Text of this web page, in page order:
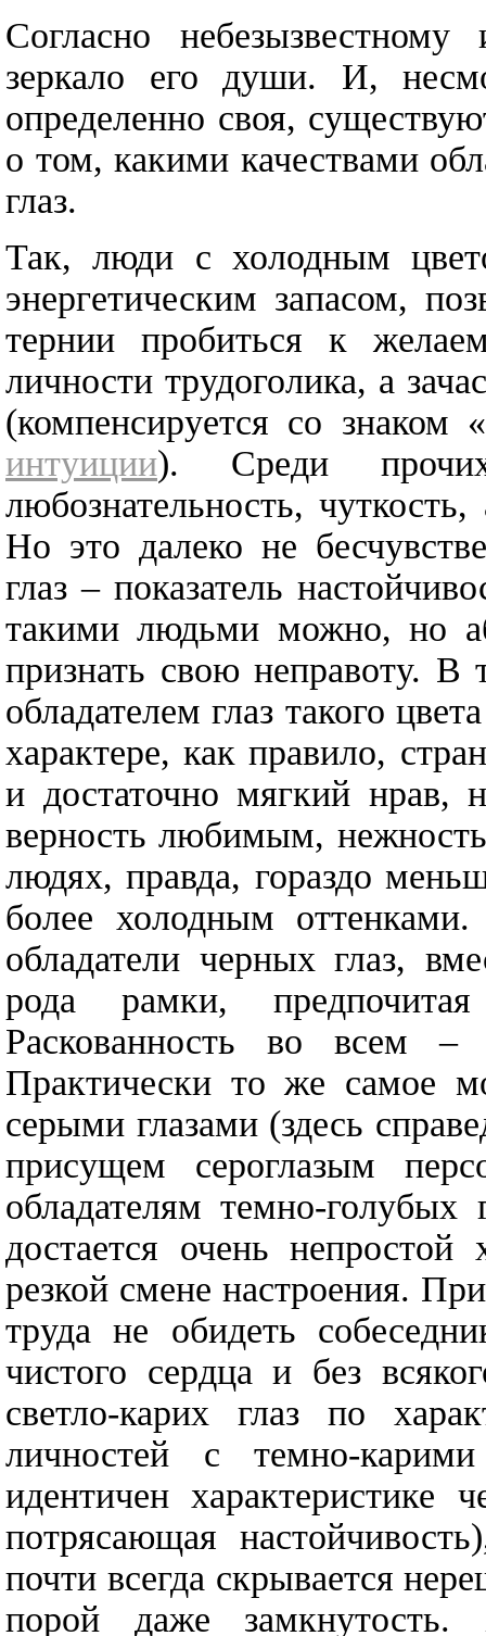
Согласно
зеркало его души. И,
определенно своя,
о том, какими качествами
глаз.
Так, люди с холодным
энергетическим запасом,
тернии пробиться к
личности трудоголика, а
(компенсируется со знаком
интуиции). Среди прочих
любознательность,
Но это далеко не
глаз – показатель
такими людьми можно, но
признать свою неправоту.
обладателем глаз такого
характере, как правило,
и достаточно мягкий нрав,
верность любимым,
людях, правда, гораздо
более холодным
обладатели черных глаз,
рода рамки,
Раскованность во всем –
Практически то же самое
серыми глазами (здесь
присущем сероглазым
обладателям темно-
достается очень
резкой смене настроения.
труда не обидеть
чистого сердца и без
светло-карих глаз по
личностей с темно-
идентичен характеристике
потрясающая
почти всегда скрывается
порой даже